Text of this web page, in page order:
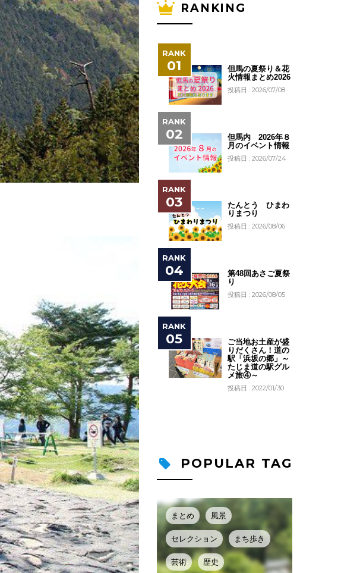
RANKING
但馬の夏祭り＆花
火情報まとめ2026
投稿日 : 2026/07/08
但馬内 2026年８
月のイベント情報
投稿日 : 2026/07/24
たんとう ひまわ
りまつり
投稿日 : 2026/08/06
第48回あさご夏祭
り
投稿日 : 2026/08/05
ご当地お土産が盛
りだくさん！道の
駅「浜坂の郷」～
たじま道の駅グル
メ旅④～
投稿日 : 2022/01/30
POPULAR TAG
まとめ 風景
セレクション まち歩き
芸術 歴史